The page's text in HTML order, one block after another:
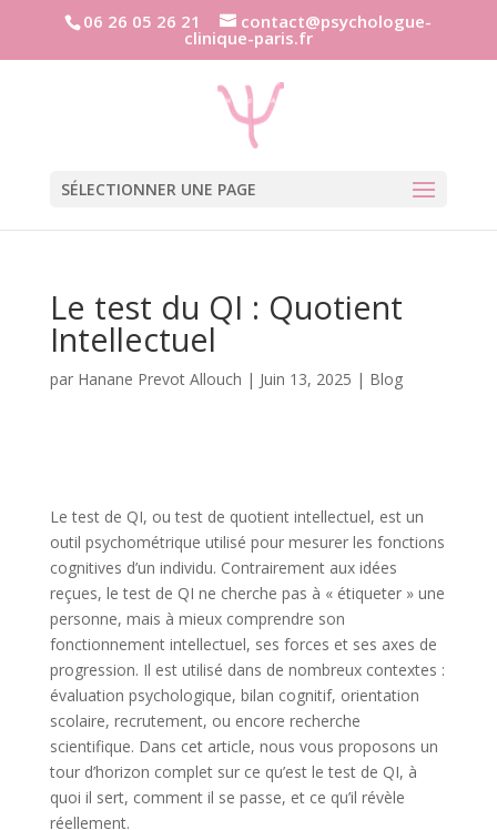
06 26 05 26 21 contact@psychologue-
clinique-paris.fr
SÉLECTIONNER UNE PAGE
Le test du QI : Quotient
Intellectuel
par Hanane Prevot Allouch | Juin 13, 2025 | Blog
Le test de QI, ou test de quotient intellectuel, est un
outil psychométrique utilisé pour mesurer les fonctions
cognitives d’un individu. Contrairement aux idées
reçues, le test de QI ne cherche pas à « étiqueter » une
personne, mais à mieux comprendre son
fonctionnement intellectuel, ses forces et ses axes de
progression. Il est utilisé dans de nombreux contextes :
évaluation psychologique, bilan cognitif, orientation
scolaire, recrutement, ou encore recherche
scientifique. Dans cet article, nous vous proposons un
tour d’horizon complet sur ce qu’est le test de QI, à
quoi il sert, comment il se passe, et ce qu’il révèle
réellement.